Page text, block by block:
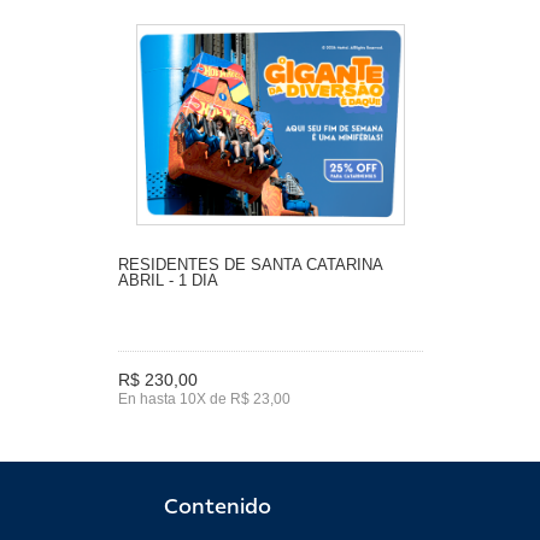
RESIDENTES DE SANTA CATARINA
ABRIL - 1 DIA
R$ 230,00
En hasta 10X de R$ 23,00
Contenido